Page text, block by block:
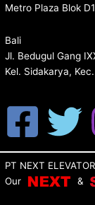
Metro Plaza Blok
Bali
Jl. Bedugul Gang
Kel. Sidakarya,
PT NEXT
Our
&